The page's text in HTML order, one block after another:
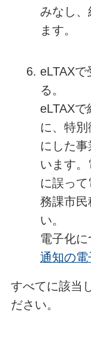
みなし、
ます。
eLTAX
る。
eLTAX
に、特
にした
います
に誤っ
務課市民
い。
電子化に
通知の電
すべてに該当
ださい。